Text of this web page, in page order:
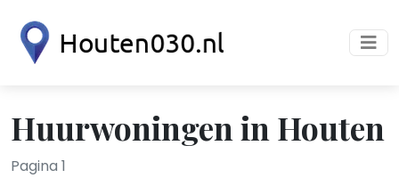
Huurwoningen in Houten
Pagina 1